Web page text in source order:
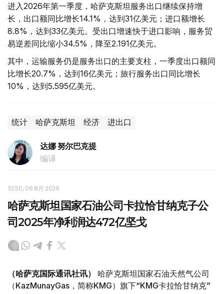
进入2026年第一季度，哈萨克斯坦服务出口继续保持增
长，出口额同比增长14.1%，达到31亿美元；进口额增长
8.8%，达到33亿美元。受出口增速快于进口影响，服务贸
易逆差同比缩小34.5%，降至2.191亿美元。
其中，运输服务仍是服务出口的主要支柱，一季度出口额同
比增长20.7%，达到16亿美元；旅行服务出口同比增长
10%，达到5.595亿美元。
统计 哈萨克斯坦 经济 进出口
达娜 努尔巴克提
编译
10:50, 06 8月 2026
哈萨克斯坦国家石油公司卡拉恰甘纳克子公
司2025年净利润达472亿坚戈
（哈萨克国际通讯社讯）
哈萨克斯坦国家石油天然气公司
（KazMunayGas，简称KMG）旗下“KMG卡拉恰甘纳克”